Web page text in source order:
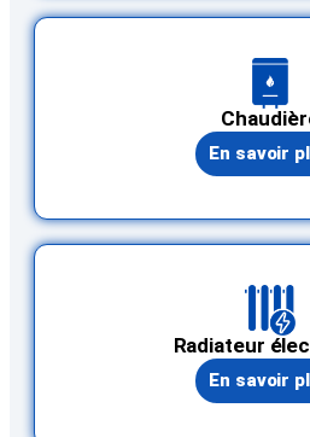
En savoir
Radiateur
En savoir